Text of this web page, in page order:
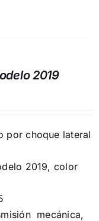
2019
por choque lateral
2019, color
mecánica,